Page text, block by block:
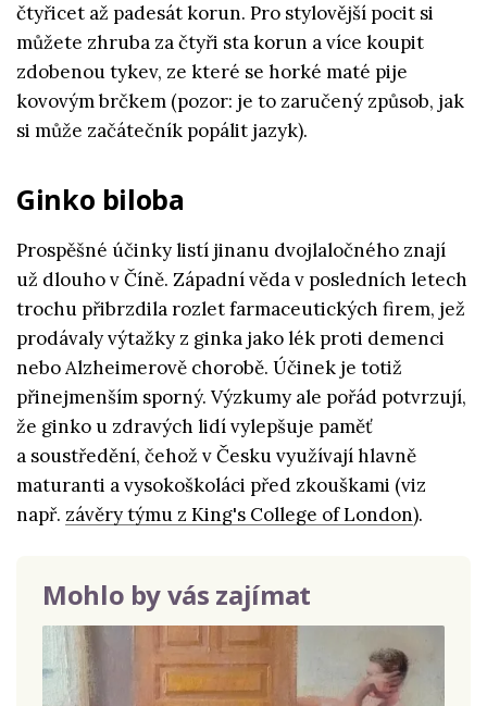
čtyřicet až padesát korun. Pro stylovější pocit si
můžete zhruba za čtyři sta korun a více koupit
zdobenou tykev, ze které se horké maté pije
kovovým brčkem (pozor: je to zaručený způsob, jak
si může začátečník popálit jazyk).
Ginko biloba
Prospěšné účinky listí jinanu dvojlaločného znají
už dlouho v Číně. Západní věda v posledních letech
trochu přibrzdila rozlet farmaceutických firem, jež
prodávaly výtažky z ginka jako lék proti demenci
nebo Alzheimerově chorobě. Účinek je totiž
přinejmenším sporný. Výzkumy ale pořád potvrzují,
že ginko u zdravých lidí vylepšuje paměť
a soustředění, čehož v Česku využívají hlavně
maturanti a vysokoškoláci před zkouškami (viz
např. závěry týmu z King's College of London).
Mohlo by vás zajímat